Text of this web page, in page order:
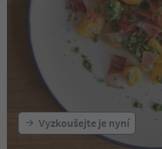
Vyzkoušejte je nyní